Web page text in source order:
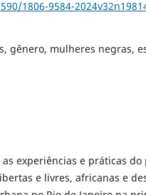
1806-9584-
gênero, mulheres negras,
experiências e práticas
e livres, africanas e